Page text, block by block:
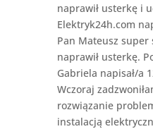
naprawił usterkę i
Elektryk24h.com
Pan Mateusz super
naprawił usterkę.
Gabriela napisał/a
Wczoraj
rozwiązanie
instalacją